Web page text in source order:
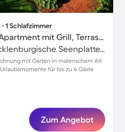
1 Schlafzimmer
Kinderfreundliches Apartment mit Grill, Terrasse und Garten
Alt Schwerin, Mecklenburgische Seenplatte, Deutschland
mit Garten in malerischem Alt
für bis zu 4 Gäste
Zum Angebot